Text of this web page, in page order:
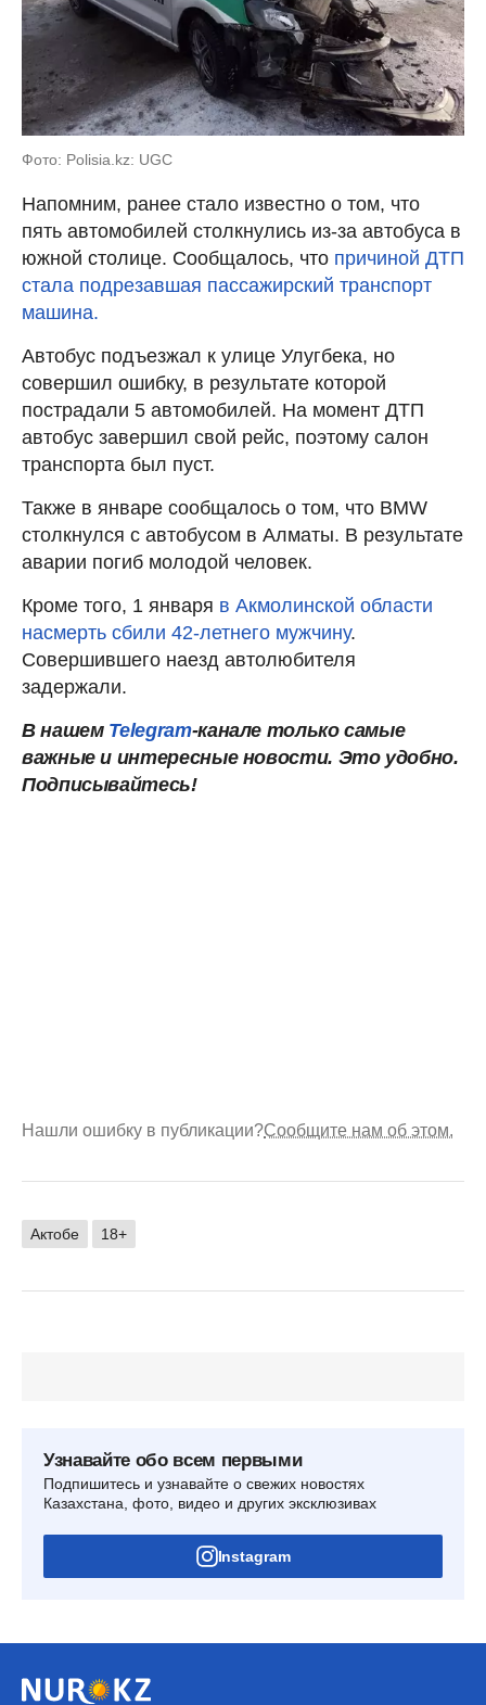
Фото: Polisia.kz: UGC
Напомним, ранее стало известно о том, что
пять автомобилей столкнулись из-за автобуса в
южной столице. Сообщалось, что причиной ДТП
стала подрезавшая пассажирский транспорт
машина.
Автобус подъезжал к улице Улугбека, но
совершил ошибку, в результате которой
пострадали 5 автомобилей. На момент ДТП
автобус завершил свой рейс, поэтому салон
транспорта был пуст.
Также в январе сообщалось о том, что BMW
столкнулся с автобусом в Алматы. В результате
аварии погиб молодой человек.
Кроме того, 1 января в Акмолинской области
насмерть сбили 42-летнего мужчину.
Совершившего наезд автолюбителя
задержали.
В нашем Telegram-канале только самые
важные и интересные новости. Это удобно.
Подписывайтесь!
Нашли ошибку в публикации?Сообщите нам об этом.
Актобе 18+
Узнавайте обо всем первыми
Подпишитесь и узнавайте о свежих новостях
Казахстана, фото, видео и других эксклюзивах
Instagram